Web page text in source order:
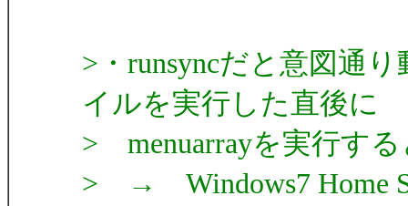
>・runsyncだと意図通
イルを実行した直後に
> menuarrayを実行す
> → Windows7 Home